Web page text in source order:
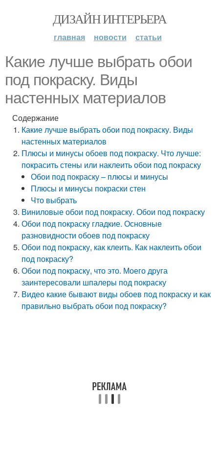
ДИЗАЙН ИНТЕРЬЕРА
главная новости статьи
Какие лучше выбрать обои
под покраску. Виды
настенных материалов
Содержание
Какие лучше выбрать обои под покраску. Виды
настенных материалов
Плюсы и минусы обоев под покраску. Что лучше:
покрасить стены или наклеить обои под покраску
Обои под покраску – плюсы и минусы
Плюсы и минусы покраски стен
Что выбрать
Виниловые обои под покраску. Обои под покраску
Обои под покраску гладкие. Основные
разновидности обоев под покраску
Обои под покраску, как клеить. Как наклеить обои
под покраску?
Обои под покраску, что это. Моего друга
заинтересовали шпалеры под покраску
Видео какие бывают виды обоев под покраску и как
правильно выбрать обои под покраску?